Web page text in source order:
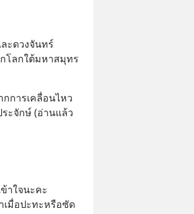
ะดวงจันทร์
โลกใต้มหาสมุทร
การเคลื่อนไหว
ะจักษ์ (อ่านแล้ว
าใจนะคะ
มื่อปะทะหรือซัด